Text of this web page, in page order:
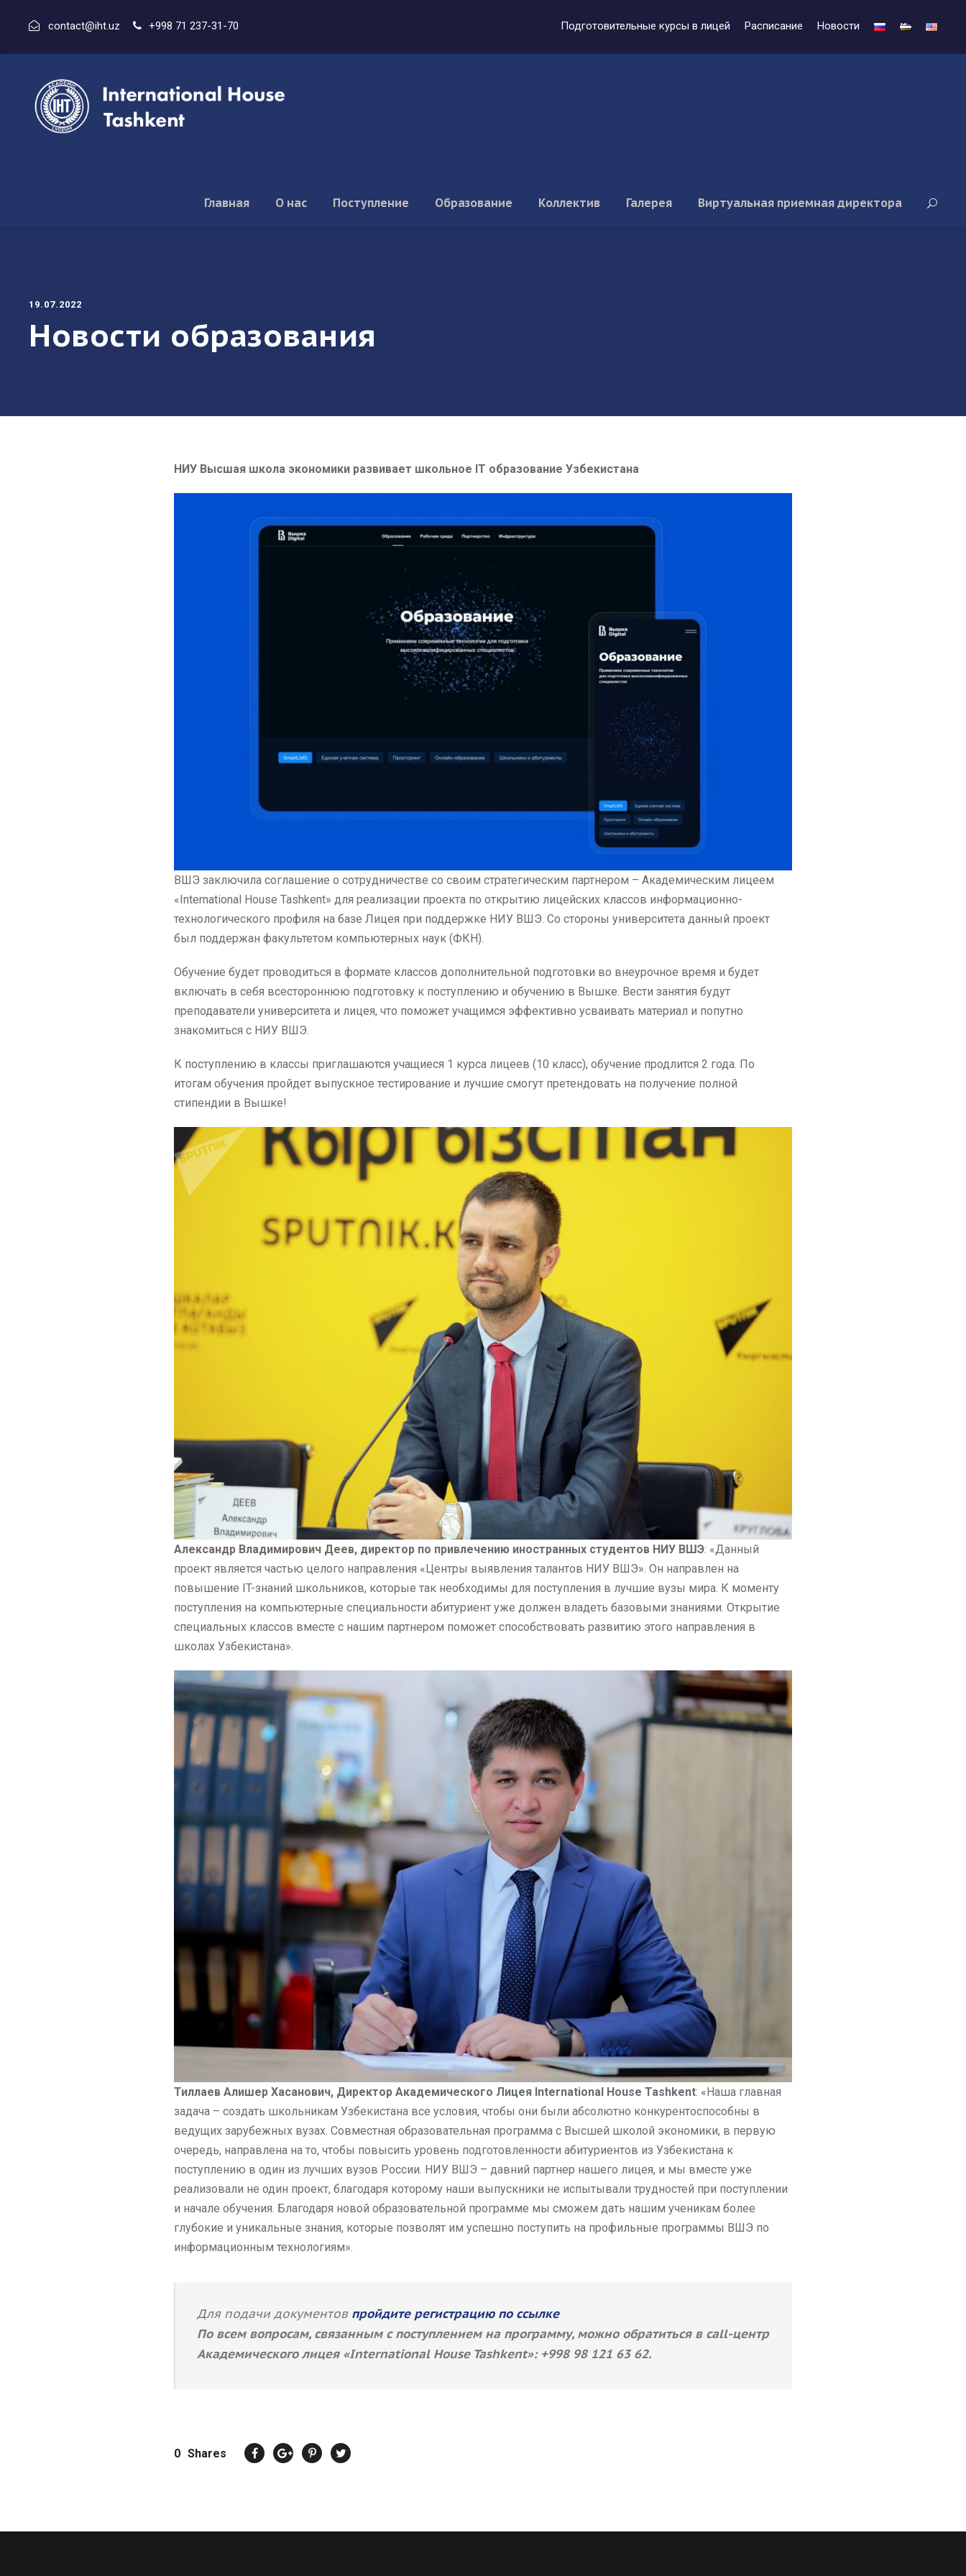
contact@iht.uz +998 71 237-31-70 Подготовительные курсы в лицей Расписание Новости
Главная О нас Поступление Образование Коллектив Галерея Виртуальная приемная директора
19.07.2022
Новости образования
НИУ Высшая школа экономики развивает школьное IT образование Узбекистана
ВШЭ заключила соглашение о сотрудничестве со своим стратегическим партнером – Академическим лицеем
«International House Tashkent» для реализации проекта по открытию лицейских классов информационно-
технологического профиля на базе Лицея при поддержке НИУ ВШЭ. Со стороны университета данный проект
был поддержан факультетом компьютерных наук (ФКН).
Обучение будет проводиться в формате классов дополнительной подготовки во внеурочное время и будет
включать в себя всестороннюю подготовку к поступлению и обучению в Вышке. Вести занятия будут
преподаватели университета и лицея, что поможет учащимся эффективно усваивать материал и попутно
знакомиться с НИУ ВШЭ.
К поступлению в классы приглашаются учащиеся 1 курса лицеев (10 класс), обучение продлится 2 года. По
итогам обучения пройдет выпускное тестирование и лучшие смогут претендовать на получение полной
стипендии в Вышке!
Александр Владимирович Деев, директор по привлечению иностранных студентов НИУ ВШЭ: «Данный
проект является частью целого направления «Центры выявления талантов НИУ ВШЭ». Он направлен на
повышение IT-знаний школьников, которые так необходимы для поступления в лучшие вузы мира. К моменту
поступления на компьютерные специальности абитуриент уже должен владеть базовыми знаниями. Открытие
специальных классов вместе с нашим партнером поможет способствовать развитию этого направления в
школах Узбекистана».
Тиллаев Алишер Хасанович, Директор Академического Лицея International House Tashkent: «Наша главная
задача – создать школьникам Узбекистана все условия, чтобы они были абсолютно конкурентоспособны в
ведущих зарубежных вузах. Совместная образовательная программа с Высшей школой экономики, в первую
очередь, направлена на то, чтобы повысить уровень подготовленности абитуриентов из Узбекистана к
поступлению в один из лучших вузов России. НИУ ВШЭ – давний партнер нашего лицея, и мы вместе уже
реализовали не один проект, благодаря которому наши выпускники не испытывали трудностей при поступлении
и начале обучения. Благодаря новой образовательной программе мы сможем дать нашим ученикам более
глубокие и уникальные знания, которые позволят им успешно поступить на профильные программы ВШЭ по
информационным технологиям».
Для подачи документов пройдите регистрацию по ссылке
По всем вопросам, связанным с поступлением на программу, можно обратиться в call-центр
Академического лицея «International House Tashkent»: +998 98 121 63 62.
0 Shares